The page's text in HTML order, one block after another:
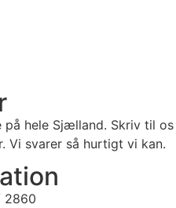
hele Sjælland. Skriv til os
Vi svarer så hurtigt vi kan.
2860